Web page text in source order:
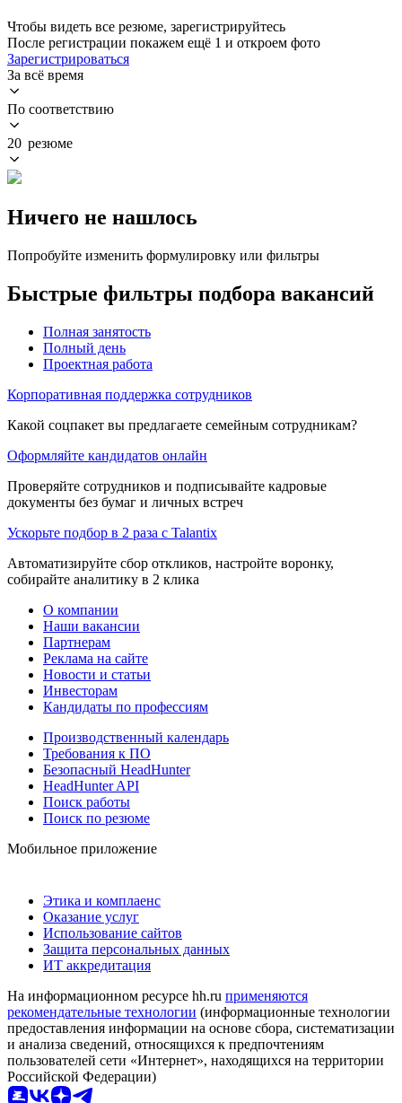
Чтобы видеть все резюме, зарегистрируйтесь
После регистрации покажем ещё 1 и откроем фото
Зарегистрироваться
За всё время
По соответствию
20 резюме
Ничего не нашлось
Попробуйте изменить формулировку или фильтры
Быстрые фильтры подбора вакансий
Полная занятость
Полный день
Проектная работа
Корпоративная поддержка сотрудников
Какой соцпакет вы предлагаете семейным сотрудникам?
Оформляйте кандидатов онлайн
Проверяйте сотрудников и подписывайте кадровые
документы без бумаг и личных встреч
Ускорьте подбор в 2 раза с Talantix
Автоматизируйте сбор откликов, настройте воронку,
собирайте аналитику в 2 клика
О компании
Наши вакансии
Партнерам
Реклама на сайте
Новости и статьи
Инвесторам
Кандидаты по профессиям
Производственный календарь
Требования к ПО
Безопасный HeadHunter
HeadHunter API
Поиск работы
Поиск по резюме
Мобильное приложение
Этика и комплаенс
Оказание услуг
Использование сайтов
Защита персональных данных
ИТ аккредитация
На информационном ресурсе hh.ru применяются
рекомендательные технологии (информационные технологии
предоставления информации на основе сбора, систематизации
и анализа сведений, относящихся к предпочтениям
пользователей сети «Интернет», находящихся на территории
Российской Федерации)